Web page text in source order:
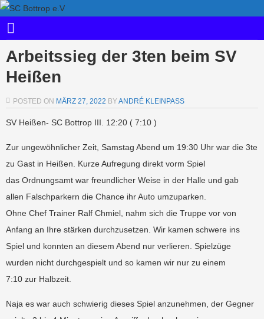
Arbeitssieg der 3ten beim SV
Heißen
POSTED ON MÄRZ 27, 2022 BYANDRÉ KLEINPASS
SV Heißen- SC Bottrop III. 12:20 ( 7:10 )
Zur ungewöhnlicher Zeit, Samstag Abend um 19:30 Uhr war die 3te
zu Gast in Heißen. Kurze Aufregung direkt vorm Spiel
das Ordnungsamt war freundlicher Weise in der Halle und gab
allen Falschparkern die Chance ihr Auto umzuparken.
Ohne Chef Trainer Ralf Chmiel, nahm sich die Truppe vor von
Anfang an Ihre stärken durchzusetzen. Wir kamen schwere ins
Spiel und konnten an diesem Abend nur verlieren. Spielzüge
wurden nicht durchgespielt und so kamen wir nur zu einem
7:10 zur Halbzeit.
Naja es war auch schwierig dieses Spiel anzunehmen, der Gegner